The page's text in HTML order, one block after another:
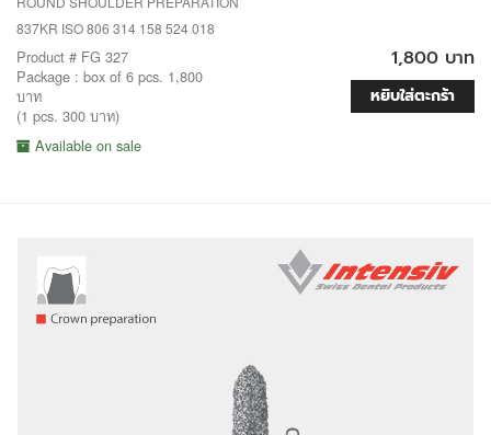
837KR ISO 806 314 158 524 018
Product # FG 327
Package : box of 6 pcs. 1,800
บาท
(1 pcs. 300 บาท)
Available on sale
1,800 บาท
หยิบใส่ตะกร้า